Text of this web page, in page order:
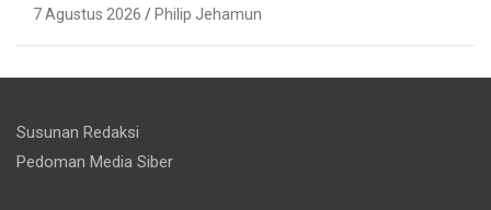
7 Agustus 2026 Philip Jehamun
Susunan Redaksi
Pedoman Media Siber